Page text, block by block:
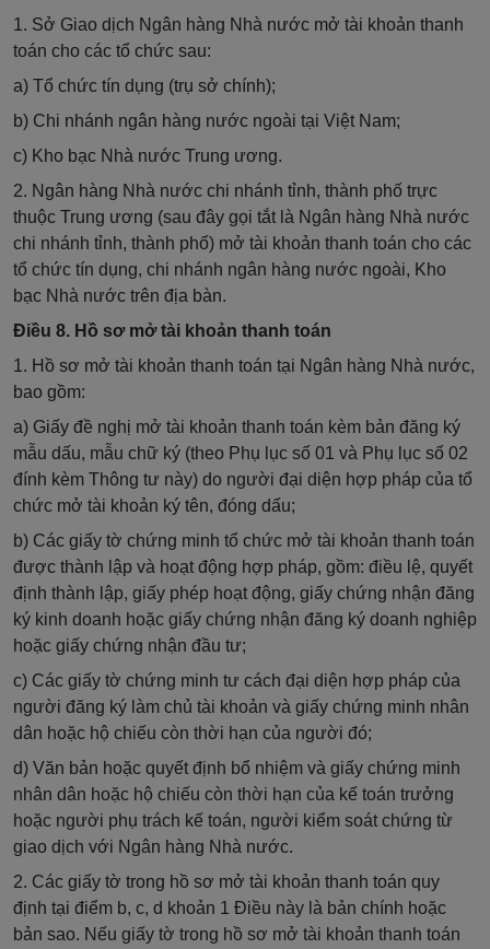
1. Sở Giao dịch Ngân hàng Nhà nước mở tài khoản thanh
toán cho các tổ chức sau:
a) Tổ chức tín dụng (trụ sở chính);
b) Chi nhánh ngân hàng nước ngoài tại Việt Nam;
c) Kho bạc Nhà nước Trung ương.
2. Ngân hàng Nhà nước chi nhánh tỉnh, thành phố trực
thuộc Trung ương (sau đây gọi tắt là Ngân hàng Nhà nước
chi nhánh tỉnh, thành phố) mở tài khoản thanh toán cho các
tổ chức tín dụng, chi nhánh ngân hàng nước ngoài, Kho
bạc Nhà nước trên địa bàn.
Điều 8. Hồ sơ mở tài khoản thanh toán
1. Hồ sơ mở tài khoản thanh toán tại Ngân hàng Nhà nước,
bao gồm:
a) Giấy đề nghị mở tài khoản thanh toán kèm bản đăng ký
mẫu dấu, mẫu chữ ký (theo Phụ lục số 01 và Phụ lục số 02
đính kèm Thông tư này) do người đại diện hợp pháp của tổ
chức mở tài khoản ký tên, đóng dấu;
b) Các giấy tờ chứng minh tổ chức mở tài khoản thanh toán
được thành lập và hoạt động hợp pháp, gồm: điều lệ, quyết
định thành lập, giấy phép hoạt động, giấy chứng nhận đăng
ký kinh doanh hoặc giấy chứng nhận đăng ký doanh nghiệp
hoặc giấy chứng nhận đầu tư;
c) Các giấy tờ chứng minh tư cách đại diện hợp pháp của
người đăng ký làm chủ tài khoản và giấy chứng minh nhân
dân hoặc hộ chiếu còn thời hạn của người đó;
d) Văn bản hoặc quyết định bổ nhiệm và giấy chứng minh
nhân dân hoặc hộ chiếu còn thời hạn của kế toán trưởng
hoặc người phụ trách kế toán, người kiểm soát chứng từ
giao dịch với Ngân hàng Nhà nước.
2. Các giấy tờ trong hồ sơ mở tài khoản thanh toán quy
định tại điểm b, c, d khoản 1 Điều này là bản chính hoặc
bản sao. Nếu giấy tờ trong hồ sơ mở tài khoản thanh toán